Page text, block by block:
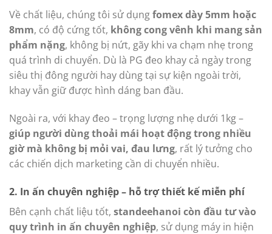
Về chất liệu, chúng tôi sử dụngfomex dày 5mm hoặc
8mm, có độ cứng tốt, không cong vênh khi mang sản
phẩm nặng, không bị nứt, gãy khi va chạm nhẹ trong
quá trình di chuyển. Dù là PG đeo khay cả ngày trong
siêu thị đông người hay dùng tại sự kiện ngoài trời,
khay vẫn giữ được hình dáng ban đầu.
Ngoài ra, với khay đeo – trọng lượng nhẹ dưới 1kg –
giúp người dùng thoải mái hoạt động trong nhiều
giờ mà không bị mỏi vai, đau lưng, rất lý tưởng cho
các chiến dịch marketing cần di chuyển nhiều.
2. In ấn chuyên nghiệp – hỗ trợ thiết kế miễn phí
Bên cạnh chất liệu tốt, standeehanoi còn đầu tư vào
quy trình in ấn chuyên nghiệp, sử dụng máy in hiện